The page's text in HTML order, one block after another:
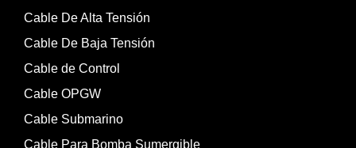
Cable De Alta Tensión
Cable De Baja Tensión
Cable de Control
Cable OPGW
Cable Submarino
Cable Para Bomba Sumergible